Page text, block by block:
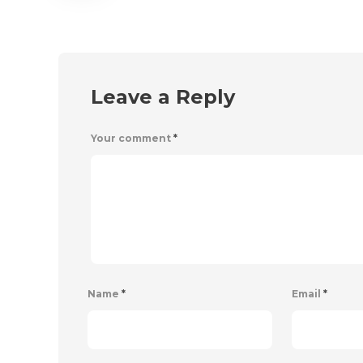
Leave a Reply
Your comment *
Name * Email *